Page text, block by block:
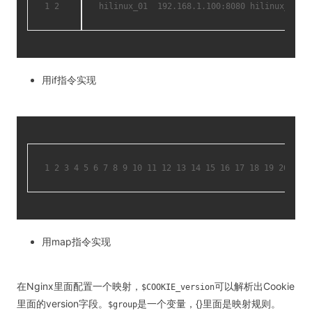
1 2 hilinux_01  192.168.1.100:8080 hilinux_02
用if指令实现
1 2 3 4 5 6 7 8 9 10 11 12 13 14 15 16 17 18 19 20
用map指令实现
在Nginx里面配置一个映射， $COOKIE_version可以解析出Cookie
里面的version字段。
$group是一个变量，{}里面是映射规则。